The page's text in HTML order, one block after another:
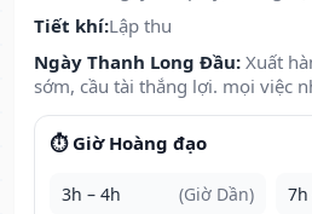
Tiết khí:Lập thu
Ngày Thanh Long Đầu: Xuất
sớm, cầu tài thắng lợi. mọi việc
⏱️ Giờ Hoàng đạo
3h – 4h (Giờ Dần) 7h